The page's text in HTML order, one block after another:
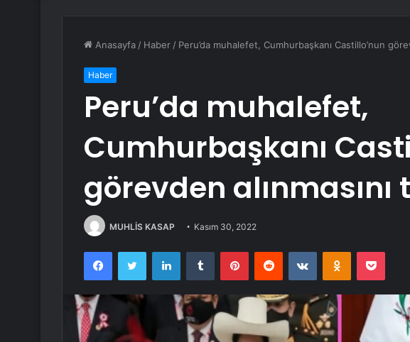
Anasayfa / Haber / Peru’da muhalefet, Cumhurbaşkanı Castillo’nun
Haber
Peru’da muhalefet,
Cumhurbaşkanı
görevden
MUHLİS KASAP Kasım 30, 2022
FacebookTwitter LinkedInTumblr PinterestReddit VKontakteOdnoklassniki
Pocket